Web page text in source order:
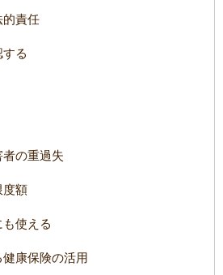
的責任
る
の重過失
度額
使える
康保険の活用